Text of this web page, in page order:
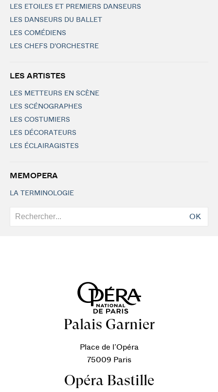
LES ETOILES ET PREMIERS DANSEURS
LES DANSEURS DU BALLET
LES COMÉDIENS
LES CHEFS D'ORCHESTRE
LES ARTISTES
LES METTEURS EN SCÈNE
LES SCÉNOGRAPHES
LES COSTUMIERS
LES DÉCORATEURS
LES ÉCLAIRAGISTES
MEMOPERA
LA TERMINOLOGIE
OK
Palais Garnier
Place de l’Opéra
75009 Paris
Opéra Bastille